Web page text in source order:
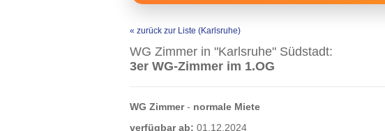
« zurück zur Liste (Karlsruhe)
WG Zimmer in "Karlsruhe" Südstadt:
3er WG-Zimmer im 1.OG
WG Zimmer- normale Miete
verfügbar ab: 01.12.2024